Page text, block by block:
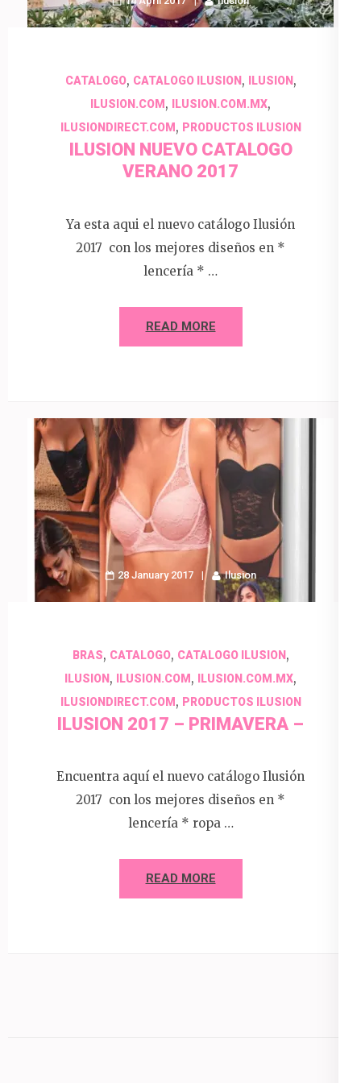
CATALOGO, CATALOGO ILUSION, ILUSION,
ILUSION.COM , ILUSION.COM.MX,
ILUSIONDIRECT.COM , PRODUCTOS ILUSION
ILUSION NUEVO CATALOGO
VERANO 2017
Ya esta aqui el nuevo catálogo Ilusión
2017 con los mejores diseños en *
lencería * …
READ MORE
28 January 2017 Ilusion
BRAS, CATALOGO, CATALOGO ILUSION,
ILUSION, ILUSION.COM, ILUSION.COM.MX,
ILUSIONDIRECT.COM, PRODUCTOS ILUSION
ILUSION 2017 – PRIMAVERA –
Encuentra aquí el nuevo catálogo Ilusión
2017 con los mejores diseños en *
lencería * ropa …
READ MORE